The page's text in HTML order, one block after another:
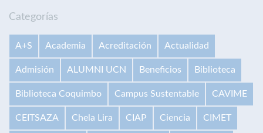
Categorías
A+S Academia Acreditación Actualidad
Admisión ALUMNI UCN Beneficios Biblioteca
Biblioteca Coquimbo Campus Sustentable CAVIME
CEITSAZA Chela Lira CIAP Ciencia CIMET